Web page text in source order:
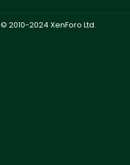
© 2010-2024 XenForo Ltd.